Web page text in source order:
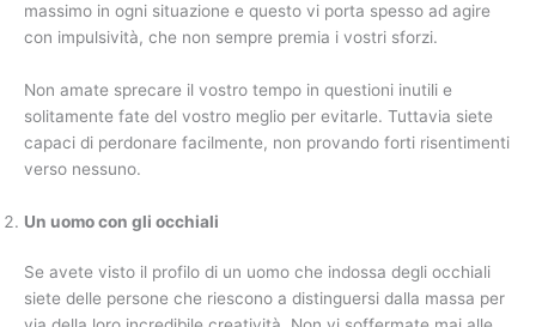
massimo in ogni situazione e questo vi porta spesso ad agire
con impulsività, che non sempre premia i vostri sforzi.
Non amate sprecare il vostro tempo in questioni inutili e
solitamente fate del vostro meglio per evitarle. Tuttavia siete
capaci di perdonare facilmente, non provando forti risentimenti
verso nessuno.
Un uomo con gli occhiali
Se avete visto il profilo di un uomo che indossa degli occhiali
siete delle persone che riescono a distinguersi dalla massa per